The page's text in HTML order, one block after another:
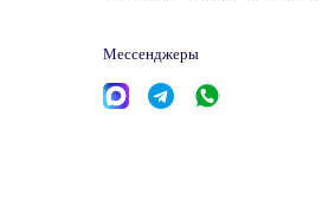
Мессенджеры